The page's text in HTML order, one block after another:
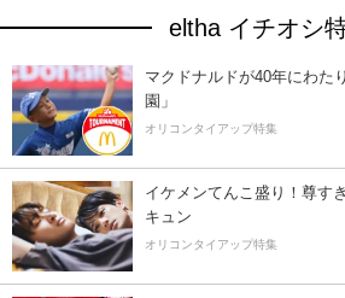
eltha イチオシ
マクドナルドが40年にわた
園」
オリコンタイアップ特集
イケメンてんこ盛り！尊す
キュン
オリコンタイアップ特集